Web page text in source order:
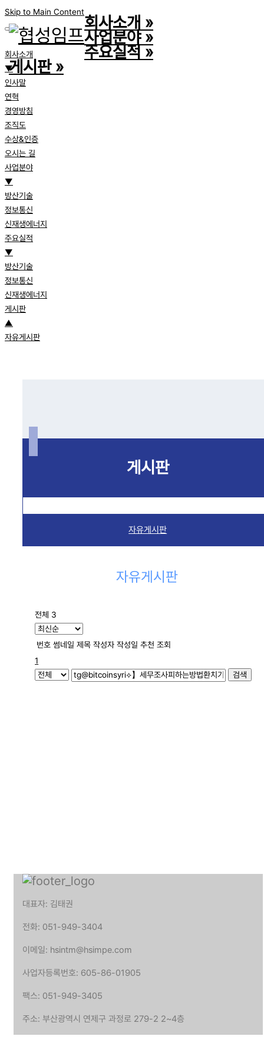
Skip to Main Content
회사소개
▼
인사말
연혁
경영방침
조직도
수상&인증
오시는 길
사업분야
▼
방산기술
정보통신
신재생에너지
주요실적
▼
방산기술
정보통신
신재생에너지
게시판
▲
자유게시판
회사소개 »
사업분야»
주요실적»
게시판»
게시판
자유게시판
자유게시판
전체 3
번호 썸네일 제목 작성자 작성일 추천 조회
1
검색
대표자: 김태권
전화: 051-949-3404
이메일: hsintm@hsimpe.com
사업자등록번호: 605-86-01905
팩스: 051-949-3405
주소: 부산광역시 연제구 과정로 279-2 2~4층